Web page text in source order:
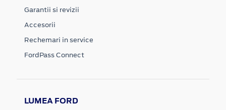
Garantii si revizii
Accesorii
Rechemari in service
FordPass Connect
LUMEA FORD